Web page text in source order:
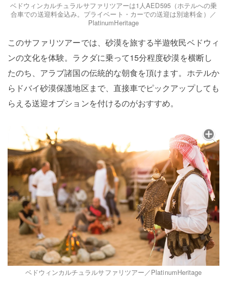
ベドウィンカルチュラルサファリツアーは1人AED595（ホテルへの乗
合車での送迎料金込み。プライベート・カーでの送迎は別途料金）／
PlatinumHeritage
このサファリツアーでは、砂漠を旅する半遊牧民ベドウィ
ンの文化を体験。ラクダに乗って15分程度砂漠を横断し
たのち、アラブ諸国の伝統的な朝食を頂けます。ホテルか
らドバイ砂漠保護地区まで、直接車でピックアップしても
らえる送迎オプションを付けるのがおすすめ。
ベドウィンカルチュラルサファリツアー／PlatinumHeritage